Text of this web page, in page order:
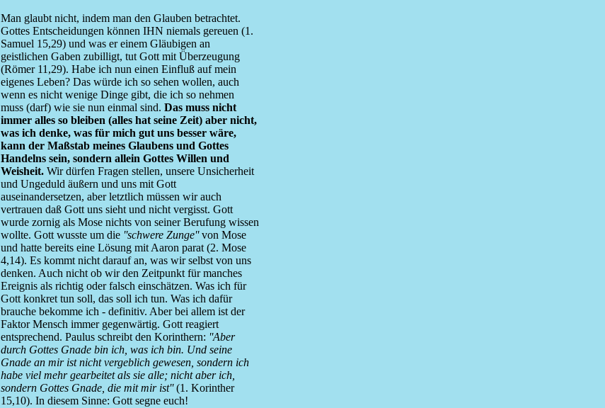
Man glaubt nicht, indem man den Glauben betrachtet.
Gottes Entscheidungen können IHN niemals gereuen (1.
Samuel 15,29) und was er einem Gläubigen an
geistlichen Gaben zubilligt, tut Gott mit Überzeugung
(Römer 11,29). Habe ich nun einen Einfluß auf mein
eigenes Leben? Das würde ich so sehen wollen, auch
wenn es nicht wenige Dinge gibt, die ich so nehmen
muss (darf) wie sie nun einmal sind. Das muss nicht
immer alles so bleiben (alles hat seine Zeit) aber nicht,
was ich denke, was für mich gut uns besser wäre,
kann der Maßstab meines Glaubens und Gottes
Handelns sein, sondern allein Gottes Willen und
Weisheit.Wir dürfen Fragen stellen, unsere Unsicherheit
und Ungeduld äußern und uns mit Gott
auseinandersetzen, aber letztlich müssen wir auch
vertrauen daß Gott uns sieht und nicht vergisst. Gott
wurde zornig als Mose nichts von seiner Berufung wissen
wollte. Gott wusste um die ''schwere Zunge''von Mose
und hatte bereits eine Lösung mit Aaron parat (2. Mose
4,14). Es kommt nicht darauf an, was wir selbst von uns
denken. Auch nicht ob wir den Zeitpunkt für manches
Ereignis als richtig oder falsch einschätzen. Was ich für
Gott konkret tun soll, das soll ich tun. Was ich dafür
brauche bekomme ich - definitiv. Aber bei allem ist der
Faktor Mensch immer gegenwärtig. Gott reagiert
entsprechend. Paulus schreibt den Korinthern: ''Aber
durch Gottes Gnade bin ich, was ich bin. Und seine
Gnade an mir ist nicht vergeblich gewesen, sondern ich
habe viel mehr gearbeitet als sie alle; nicht aber ich,
sondern Gottes Gnade, die mit mir ist''(1. Korinther
15,10). In diesem Sinne: Gott segne euch!